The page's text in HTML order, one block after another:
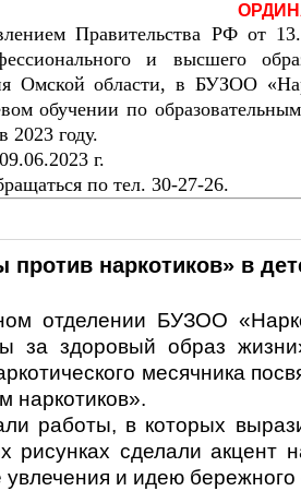
Правительства РФ от
и высшего
Омской области, в БУЗОО
обучении по
2023 году.
г.
по тел. 30-27-26.
против наркотиков» в
отделении БУЗОО
за здоровый образ
месячника
наркотиков».
работы, в которых
рисунках сделали акцент
и идею